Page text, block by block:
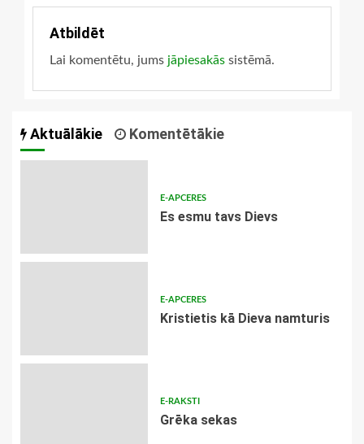
Atbildēt
Lai komentētu, jums jāpiesakās sistēmā.
Aktuālākie Komentētākie
E-APCERES
Es esmu tavs Dievs
E-APCERES
Kristietis kā Dieva namturis
E-RAKSTI
Grēka sekas